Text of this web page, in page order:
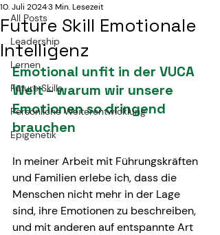
All Posts
Leadership
Lernen
Future Skills
Persönliche Weiterentwicklung
Epigenetik
Future Skill Emotionale
Intelligenz
10. Juli 20243 Min. Lesezeit
Emotional unfit in der VUCA
Welt – warum wir unsere
Emotionen so dringend
brauchen
In meiner Arbeit mit Führungskräften
und Familien erlebe ich, dass die
Menschen nicht mehr in der Lage
sind, ihre Emotionen zu beschreiben,
und mit anderen auf entspannte Art